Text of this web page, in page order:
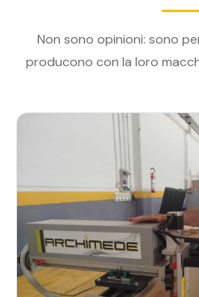
Non sono opinioni: sono
producono con la loro